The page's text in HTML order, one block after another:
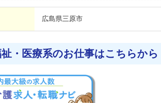
広島県三原市
・医療系のお仕事はこちらから